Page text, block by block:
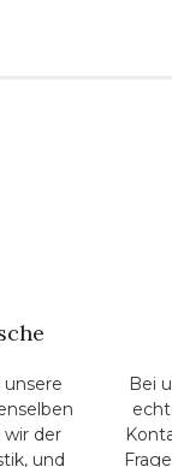
unsere
wir der
und
Bei